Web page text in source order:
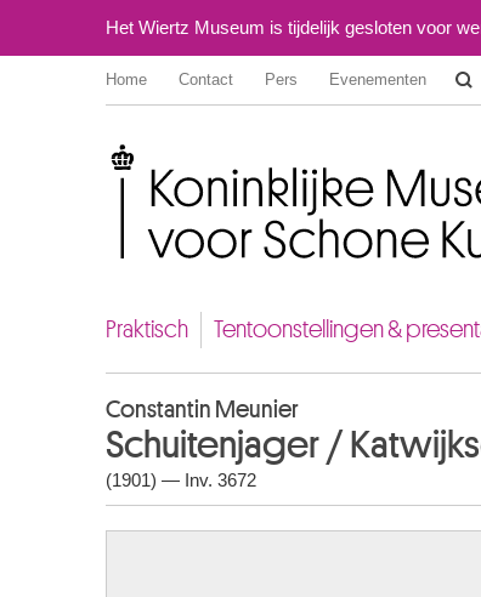
Het Wiertz Museum is tijdelijk gesloten voor
Home Contact Pers Evenementen
Praktisch Tentoonstellingen &
Constantin Meunier
Schuitenjager /
(1901) — Inv. 3672